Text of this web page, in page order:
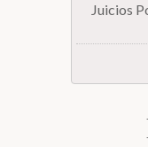
Juicios